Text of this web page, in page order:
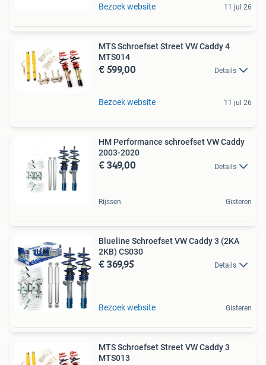
Bezoek website 11 jul 26
MTS Schroefset Street VW Caddy 4
MTS014
€ 599,00 Details
Bezoek website 11 jul 26
HM Performance schroefset VW Caddy
2003-2020
€ 349,00 Details
Rijssen Gisteren
Blueline Schroefset VW Caddy 3 (2KA
2KB) CS030
€ 369,95 Details
Bezoek website Gisteren
MTS Schroefset Street VW Caddy 3
MTS013